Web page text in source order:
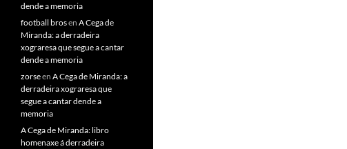
dende a memoria
football brosen A Cega de
Miranda: a derradeira
xograresa que segue a cantar
dende a memoria
zorseen A Cega de Miranda: a
derradeira xograresa que
segue a cantar dende a
memoria
A Cega de Miranda: libro
homenaxe á derradeira